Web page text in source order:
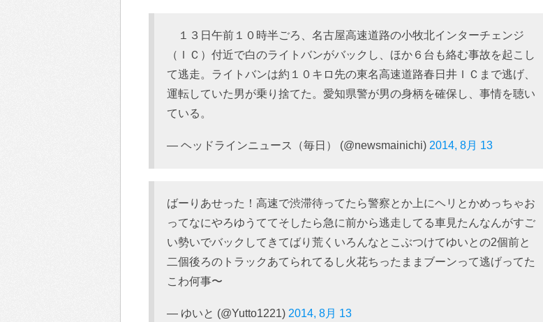
１３日午前１０時半ごろ、名古屋高速道路の小牧北インターチェンジ
（ＩＣ）付近で白のライトバンがバックし、ほか６台も絡む事故を起こし
て逃走。ライトバンは約１０キロ先の東名高速道路春日井ＩＣまで逃げ、
運転していた男が乗り捨てた。愛知県警が男の身柄を確保し、事情を聴い
ている。
— ヘッドラインニュース（毎日） (@newsmainichi) 2014, 8月 13
ばーりあせった！高速で渋滞待ってたら警察とか上にヘリとかめっちゃお
ってなにやろゆうててそしたら急に前から逃走してる車見たんなんがすご
い勢いでバックしてきてばり荒くいろんなとこぶつけてゆいとの2個前と
二個後ろのトラックあてられてるし火花ちったままブーンって逃げってた
こわ何事〜
— ゆいと (@Yutto1221) 2014, 8月 13